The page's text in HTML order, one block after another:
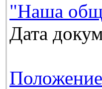
"Наша
Дата